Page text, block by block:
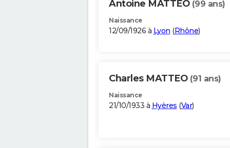
Antoine MATTEO (99 ans)
Naissance
12/09/1926 à Lyon (Rhône)
Charles MATTEO (91 ans)
Naissance
21/10/1933 à Hyères (Var)